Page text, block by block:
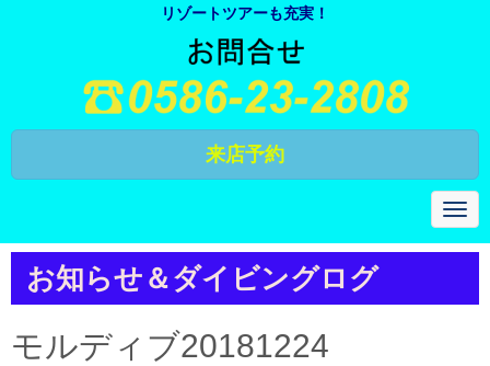
リゾートツアーも充実！
来店予約
N
a
v
お知らせ＆ダイビングログ
モルディブ20181224